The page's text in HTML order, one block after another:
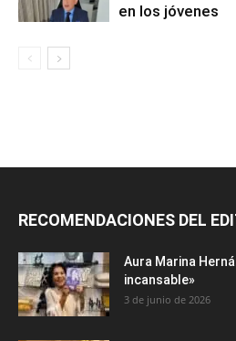
en los jóvenes
RECOMENDACIONES DEL
Aura Marina
incansable»
3 de junio de 2026